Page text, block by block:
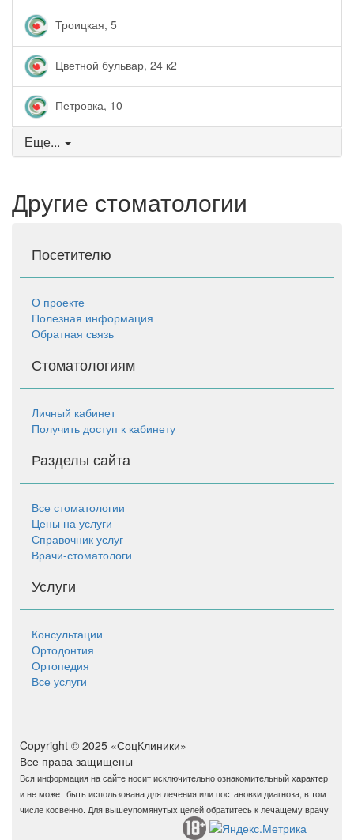
Троицкая, 5
Цветной бульвар, 24 к2
Петровка, 10
Еще...
Другие стоматологии
Посетителю
О проекте
Полезная информация
Обратная связь
Стоматологиям
Личный кабинет
Получить доступ к кабинету
Разделы сайта
Все стоматологии
Цены на услуги
Справочник услуг
Врачи-стоматологи
Услуги
Консультации
Ортодонтия
Ортопедия
Все услуги
Copyright © 2025 «СоцКлиники»
Все права защищены
Вся информация на сайте носит исключительно ознакомительный характер
и не может быть использована для лечения или постановки диагноза, в том
числе косвенно. Для вышеупомянутых целей обратитесь к лечащему врачу